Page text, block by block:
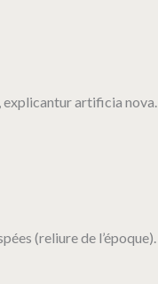
explicantur artificia nova.
(reliure de l’époque).